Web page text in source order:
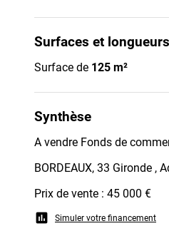
Surfaces et longueurs
Surface de 125 m²
Synthèse
A vendre Fonds de
BORDEAUX, 33 Gironde ,
Prix de vente : 45 000 €
assessment
Simuler votre financement